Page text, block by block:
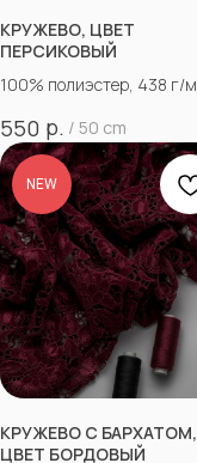
КРУЖЕВО, ЦВЕТ
ПЕРСИКОВЫЙ
100% полиэстер, 438 г/м
550 р. / 50 cm
NEW
КРУЖЕВО С БАРХАТОМ,
ЦВЕТ БОРДОВЫЙ